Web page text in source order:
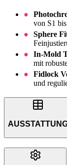
von S1
Sphere
In-Mold
mit
Fidlock
und